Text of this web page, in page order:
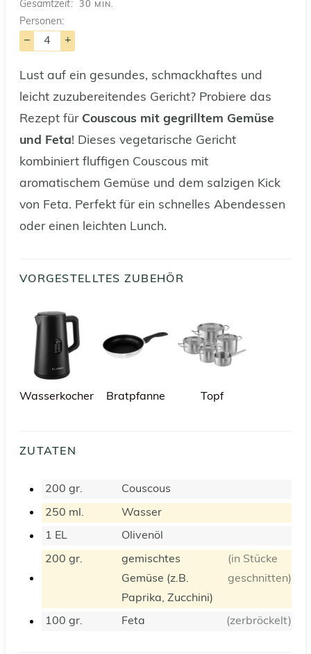
Gesamtzeit 30 MINUTEN
MIN.
Personen:
– +
Lust auf ein gesundes, schmackhaftes und
leicht zuzubereitendes Gericht? Probiere das
Rezept für Couscous mit gegrilltem Gemüse
und Feta! Dieses vegetarische Gericht
kombiniert fluffigen Couscous mit
aromatischem Gemüse und dem salzigen Kick
von Feta. Perfekt für ein schnelles Abendessen
oder einen leichten Lunch.
VORGESTELLTES ZUBEHÖR
Wasserkocher Bratpfanne Topf
ZUTATEN
200 gr. Couscous
250 ml. Wasser
1 EL Olivenöl
200 gr.
gemischtes
Gemüse (z.B.
Paprika, Zucchini)
(in Stücke
geschnitten)
100 gr. Feta (zerbröckelt)